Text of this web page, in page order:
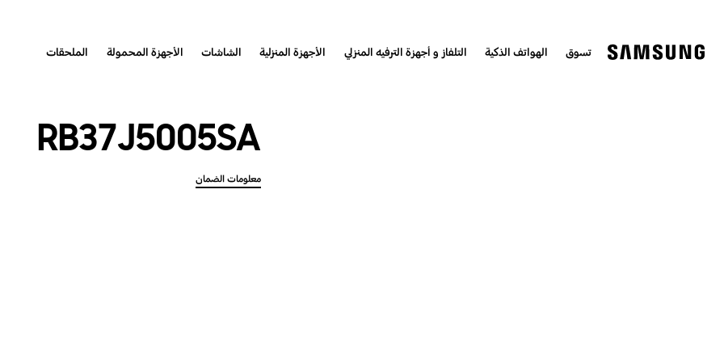
تسوق الهواتف الذكية التلفاز و أجهزة الترفيه المنزلي الأجهزة المنزلية الشاشات الأجهزة المحمولة الملحقات
RB37J5005SA
معلومات الضمان